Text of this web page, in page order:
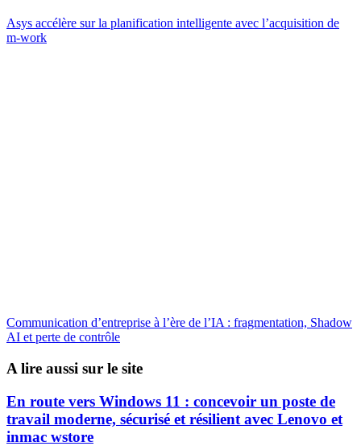
Asys accélère sur la planification intelligente avec l’acquisition de
m-work
Communication d’entreprise à l’ère de l’IA : fragmentation, Shadow
AI et perte de contrôle
A lire aussi sur le site
En route vers Windows 11 : concevoir un poste de
travail moderne, sécurisé et résilient avec Lenovo et
inmac wstore